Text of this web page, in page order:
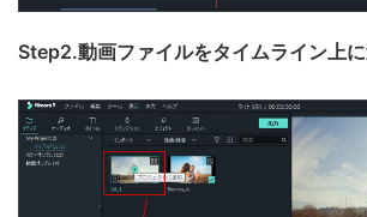
Step2.動画ファイルをタイムライン上に